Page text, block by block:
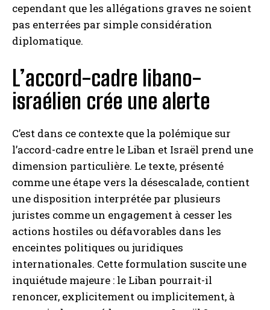
cependant que les allégations graves ne soient
pas enterrées par simple considération
diplomatique.
L’accord-cadre libano-
israélien crée une alerte
C’est dans ce contexte que la polémique sur
l’accord-cadre entre le Liban et Israël prend une
dimension particulière. Le texte, présenté
comme une étape vers la désescalade, contient
une disposition interprétée par plusieurs
juristes comme un engagement à cesser les
actions hostiles ou défavorables dans les
enceintes politiques ou juridiques
internationales. Cette formulation suscite une
inquiétude majeure : le Liban pourrait-il
renoncer, explicitement ou implicitement, à